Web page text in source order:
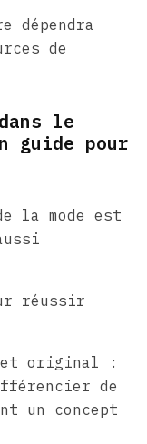
dépendra
de
le
guide pour
la mode est
réussir
et original :
de
un concept